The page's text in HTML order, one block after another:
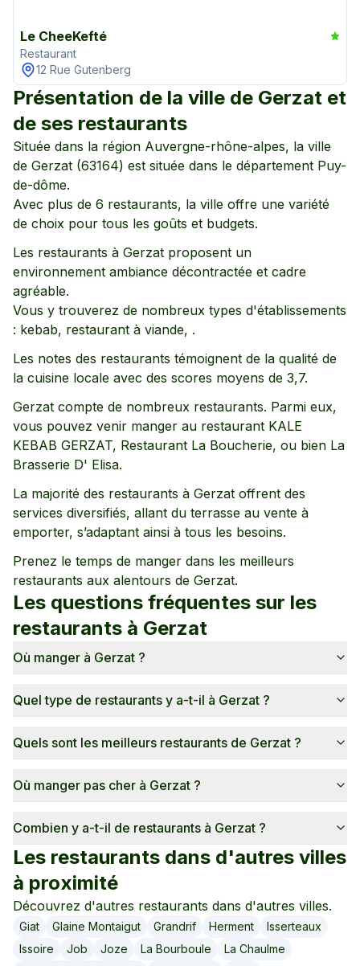
Le CheeKefté
Restaurant
12 Rue Gutenberg
Présentation de la ville de Gerzat et
de ses restaurants
Située dans la région Auvergne-rhône-alpes, la ville
de Gerzat (63164) est située dans le département Puy-
de-dôme.
Avec plus de 6 restaurants, la ville offre une variété
de choix pour tous les goûts et budgets.
Les restaurants à Gerzat proposent un
environnement ambiance décontractée et cadre
agréable.
Vous y trouverez de nombreux types d'établissements
: kebab, restaurant à viande, .
Les notes des restaurants témoignent de la qualité de
la cuisine locale avec des scores moyens de 3,7.
Gerzat compte de nombreux restaurants. Parmi eux,
vous pouvez venir manger au restaurant KALE
KEBAB GERZAT, Restaurant La Boucherie, ou bien La
Brasserie D' Elisa.
La majorité des restaurants à Gerzat offrent des
services diversifiés, allant du terrasse au vente à
emporter, s’adaptant ainsi à tous les besoins.
Prenez le temps de manger dans les meilleurs
restaurants aux alentours de Gerzat.
Les questions fréquentes sur les
restaurants à Gerzat
Où manger à Gerzat ?
Quel type de restaurants y a-t-il à Gerzat ?
Quels sont les meilleurs restaurants de Gerzat ?
Où manger pas cher à Gerzat ?
Combien y a-t-il de restaurants à Gerzat ?
Les restaurants dans d'autres villes
à proximité
Découvrez d'autres restaurants dans d'autres villes.
Giat Glaine Montaigut Grandrif Herment
Isserteaux
Issoire
Job Joze La Bourboule
La Chaulme